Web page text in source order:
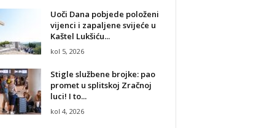
Uoči Dana pobjede položeni
vijenci i zapaljene svijeće u
Kaštel Lukšiću...
kol 5, 2026
Stigle službene brojke: pao
promet u splitskoj Zračnoj
luci! I to...
kol 4, 2026